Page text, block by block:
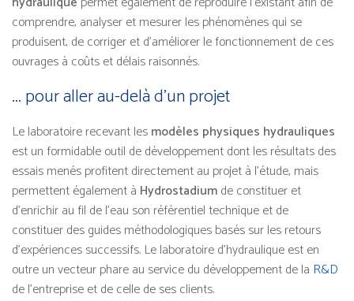
comprendre, analyser et mesurer les phénomènes qui se
produisent, de corriger et d’améliorer le fonctionnement de ces
ouvrages à coûts et délais raisonnés.
... pour aller au-delà d’un projet
Le laboratoire recevant lesmodèles physiques hydrauliques
est un formidable outil de développement dont les résultats des
essais menés profitent directement au projet à l’étude, mais
permettent également à Hydrostadiumde constituer et
d’enrichir au fil de l’eau son référentiel technique et de
constituer des guides méthodologiques basés sur les retours
d’expériences successifs. Le laboratoire d’hydraulique est en
outre un vecteur phare au service du développement de la R&D
de l’entreprise et de celle de ses clients.